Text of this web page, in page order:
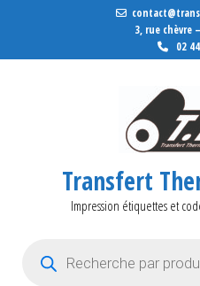
3, rue chèvre
02 44
Transfert
Impression étiquettes et